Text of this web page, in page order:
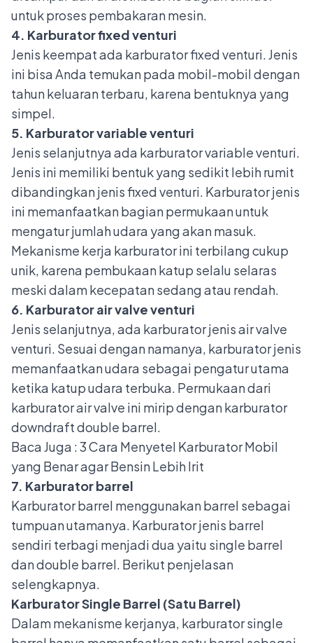
untukproses pembakaran mesin.
4. Karburator fixed venturi
Jenis keempat ada karburator fixed venturi. Jenis
ini bisa Anda temukan pada mobil-mobil dengan
tahun keluaran terbaru, karena bentuknya yang
simpel.
5. Karburator variable venturi
Jenis selanjutnya ada karburator variable venturi.
Jenis ini memiliki bentuk yang sedikit lebih rumit
dibandingkan jenis fixed venturi. Karburator jenis
ini memanfaatkan bagian permukaan untuk
mengatur jumlah udara yang akan masuk.
Mekanisme kerja karburator ini terbilang cukup
unik, karena pembukaan katup selalu selaras
meski dalam kecepatan sedang atau rendah.
6. Karburator air valve venturi
Jenis selanjutnya, ada karburator jenis air valve
venturi. Sesuai dengan namanya, karburator jenis
memanfaatkan udara sebagai pengatur utama
ketika katup udara terbuka. Permukaan dari
karburator air valve ini mirip dengan karburator
downdraft double barrel.
Baca Juga : 3 Cara Menyetel Karburator Mobil
yang Benar agar Bensin Lebih Irit
7. Karburator barrel
Karburator barrel menggunakan barrel sebagai
tumpuan utamanya. Karburator jenis barrel
sendiri terbagi menjadi dua yaitu single barrel
dan double barrel. Berikut penjelasan
selengkapnya.
Karburator Single Barrel (Satu Barrel)
Dalam mekanisme kerjanya, karburator single